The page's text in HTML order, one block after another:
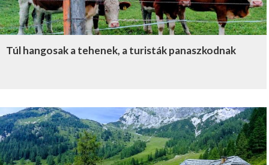
Túl hangosak a tehenek, a turisták panaszkodnak